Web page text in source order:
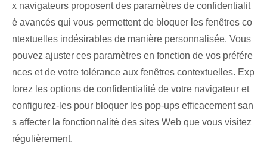
x navigateurs proposent des paramètres de confidentialit
é avancés qui vous permettent de bloquer les fenêtres co
ntextuelles indésirables de manière personnalisée. Vous
pouvez ajuster ces paramètres en fonction de vos préfére
nces et de votre tolérance aux fenêtres contextuelles. Exp
lorez les options de confidentialité de votre navigateur et
configurez-les pour bloquer les pop-ups efficacementsan
s affecter la fonctionnalité des sites Web que vous visitez
régulièrement.